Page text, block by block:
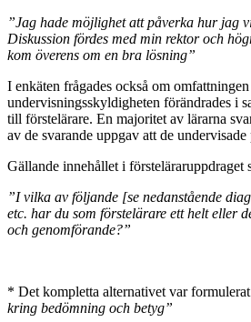
”Jag hade möjlighet att påverka hur jag
Diskussion fördes med min rektor och
kom överens om en bra lösning”
I enkäten frågades också om
undervisningsskyldigheten förändrades i
till förstelärare. En majoritet av lärarna
av de svarande uppgav att de undervisade
Gällande innehållet i försteläraruppdraget
”I vilka av följande [se nedanstående
etc. har du som förstelärare ett helt eller
och genomförande?”
* Det kompletta alternativet var
kring bedömning och betyg”